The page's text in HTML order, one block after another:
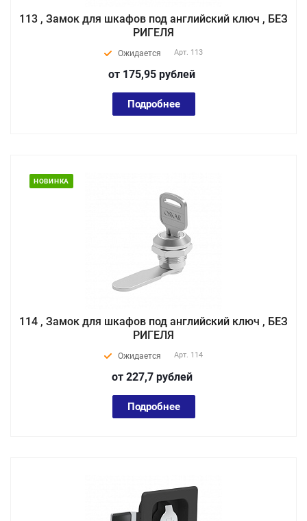
113 , Замок для шкафов под английский ключ , БЕЗ
РИГЕЛЯ
Ожидается Арт. 113
от 175,95 рублей
Подробнее
НОВИНКА
114 , Замок для шкафов под английский ключ , БЕЗ
РИГЕЛЯ
Ожидается Арт. 114
от 227,7 рублей
Подробнее